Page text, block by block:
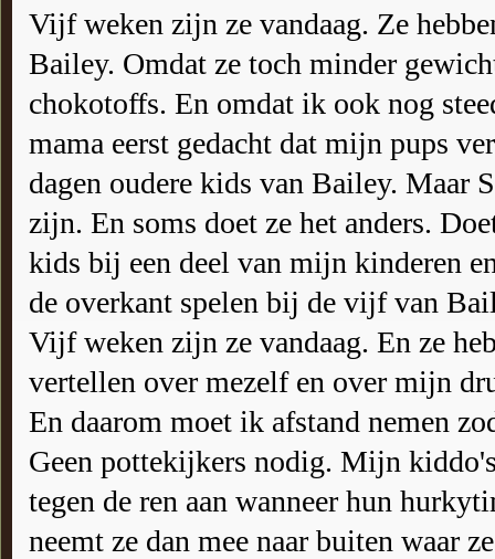
Vijf weken zijn ze vandaag. Ze
Bailey. Omdat ze toch minder
chokotoffs. En omdat ik ook nog
mama eerst gedacht dat mijn pups
dagen oudere kids van Bailey. Maar
zijn. En soms doet ze het anders.
kids bij een deel van mijn kinderen
de overkant spelen bij de vijf van
Vijf weken zijn ze vandaag. En ze
vertellen over mezelf en over mijn
En daarom moet ik afstand nemen
Geen pottekijkers nodig. Mijn
tegen de ren aan wanneer hun
neemt ze dan mee naar buiten waar